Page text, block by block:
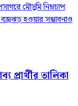
মৌসুমি নিম্নচাপ
হওয়ার সম্ভাবনাও
প্রার্থীর তালিকা